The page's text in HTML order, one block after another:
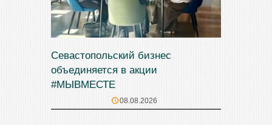
Севастопольский бизнес
объединяется в акции
#МЫВМЕСТЕ
08.08.2026